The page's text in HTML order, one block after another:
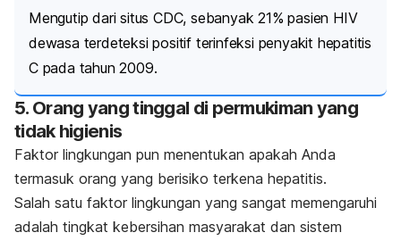
Mengutip dari situs CDC, sebanyak 21% pasien HIV
dewasa terdeteksi positif terinfeksi penyakit hepatitis
C pada tahun 2009.
5. Orang yang tinggal di permukiman yang
tidak higienis
Faktor lingkungan pun menentukan apakah Anda
termasuk orang yang berisiko terkena hepatitis.
Salah satu faktor lingkungan yang sangat memengaruhi
adalah tingkat kebersihan masyarakat dan sistem